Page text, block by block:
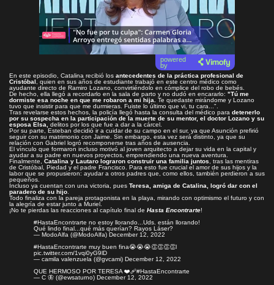
powered
by
En este episodio, Catalina recibió los antecedentes de la práctica profesional de
Cristóbal , quien en sus años de estudiante trabajó en este centro médico como
ayudante directo de Ramiro Lozano, convirtiéndolo en cómplice del robo de bebés.
De hecho, ella llegó a recordarlo en la sala de parto y no dudó en encararlo: "Tú me
dormiste esa noche en que me robaron a mi hija.
Te quedaste mirándome y Lozano
tuvo que insistir para que me durmieras. Fuiste lo último que vi, tu cara...".
Tras revelarse estos hechos, la policía llegó hasta la consulta del médico para detenerlo
por su sospecha en la participación de la muerte de su mentor, el doctor Lozano y su
esposa Elsa,
delitos por los que fue a dar a la cárcel.
Por su parte, Esteban decidió ir a cuidar de su campo en el sur, ya que Asunción prefirió
seguir con su matrimonio con Jaime. Sin embargo, esta vez será distinto, ya que su
relación con Gabriel logró recomponerse tras años de ausencia.
El vínculo que formaron incluso motivó al joven arquitecto a dejar su vida en la capital y
ayudar a su padre en nuevos proyectos, emprendiendo una nueva aventura.
Finalmente,
Catalina y Lautaro lograron construir una familia juntos , tras las mentiras
de Cristóbal, Piedad y el padre Francisco. Para esto fue crucial el amor de sus hijos y la
labor que se propusieron: ayudar a otros padres que, como ellos, también perdieron a sus
pequeños.
Incluso ya cuentan con una victoria, pues Teresa, amiga de Catalina, logró dar con el
paradero de su hijo
Todo finaliza con la pareja protagonista en la playa, mirando con optimismo el futuro y con
la alegría de estar junto a Muriel.
¡No te pierdas las reacciones al capítulo final de Hasta Encontrarte!
#HastaEncontrarte no estoy llorando...Uds. están llorando!
Qué lindo final...qué más querían? Rayos Láser?
— ModoAlfa (@ModoAlfa) December 12, 2022
#HastaEncontrarte muy buen fina😭😭😭👏👏👏👏l
pic.twitter.com/1vqi0yG9lD
— camila valenzuela (@gvcami) December 12, 2022
QUE HERMOSO POR TERESA ❤️‍🩹#HastaEncontrarte
— C 🦋 (@ewsaturno) December 12, 2022